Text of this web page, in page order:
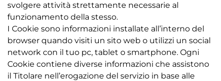
svolgere attività strettamente necessarie al
funzionamento della stesso.
I Cookie sono informazioni installate all’interno del
browser quando visiti un sito web o utilizzi un social
network con il tuo pc, tablet o smartphone. Ogni
Cookie contiene diverse informazioni che assistono
il Titolare nell’erogazione del servizio in base alle